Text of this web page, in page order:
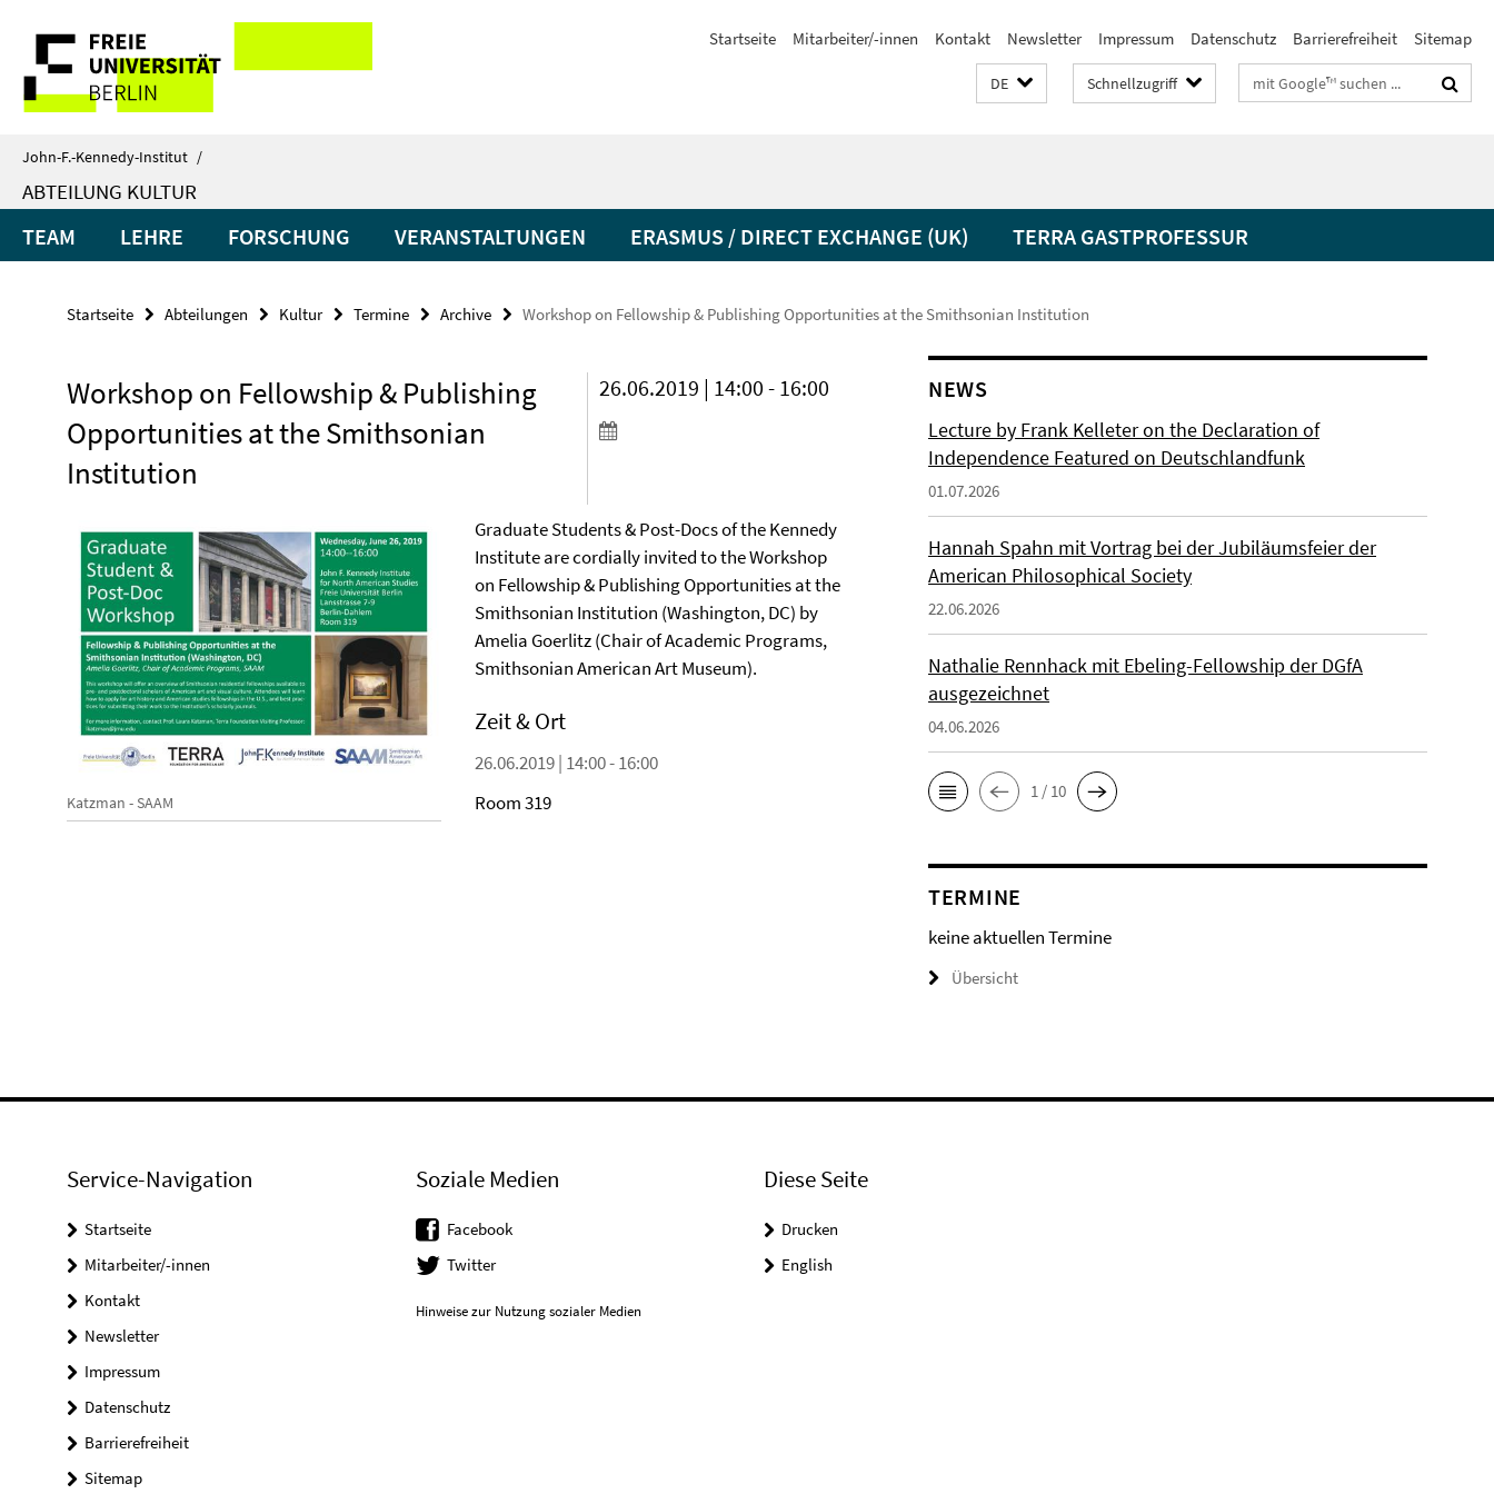
direkt
Inhalt
Service-
Navigation
Startseite Mitarbeiter/-innen Kontakt Newsletter Impressum Datenschutz Barrierefreiheit Sitemap
DE Schnellzugriff Suchbegriffe
John-F.-Kennedy-Institut /
ABTEILUNG KULTUR
TEAM LEHRE FORSCHUNG VERANSTALTUNGEN ERASMUS / DIRECT EXCHANGE (UK) TERRA GASTPROFESSUR
Startseite Abteilungen Kultur Termine Archive Workshop on Fellowship & Publishing Opportunities at the Smithsonian Institution
Workshop on Fellowship & Publishing
Opportunities at the Smithsonian
Institution
26.06.2019 | 14:00 - 16:00
Katzman - SAAM
Graduate Students & Post-Docs of the Kennedy
Institute are cordially invited to the Workshop
on Fellowship & Publishing Opportunities at the
Smithsonian Institution (Washington, DC) by
Amelia Goerlitz (Chair of Academic Programs,
Smithsonian American Art Museum).
Zeit & Ort
26.06.2019 | 14:00 - 16:00
Room 319
NEWS
Lecture by Frank Kelleter on the Declaration of
Independence Featured on Deutschlandfunk
01.07.2026
Hannah Spahn mit Vortrag bei der Jubiläumsfeier der
American Philosophical Society
22.06.2026
Nathalie Rennhack mit Ebeling-Fellowship der DGfA
ausgezeichnet
04.06.2026
1 / 10
TERMINE
keine aktuellen Termine
Übersicht
Service-Navigation
Startseite
Mitarbeiter/-innen
Kontakt
Newsletter
Impressum
Datenschutz
Barrierefreiheit
Sitemap
Soziale Medien
Facebook
Twitter
Hinweise zur Nutzung sozialer Medien
Diese Seite
Drucken
English